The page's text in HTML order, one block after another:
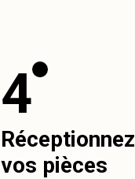
4
Réceptionnez
vos pièces